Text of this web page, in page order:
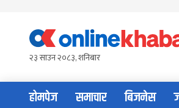
content२३ साउन २०८३, शनिबार
होमपेज समाचार बिजनेस